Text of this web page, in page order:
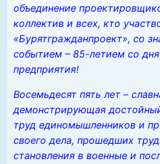
объединение
коллектив и всех, кто
«Бурятгражданпроект», со
событием – 85-летием со
предприятия!
Восемьдесят пять лет –
демонстрирующая
труд единомышленников и
своего дела, прошедших
становления в военные и